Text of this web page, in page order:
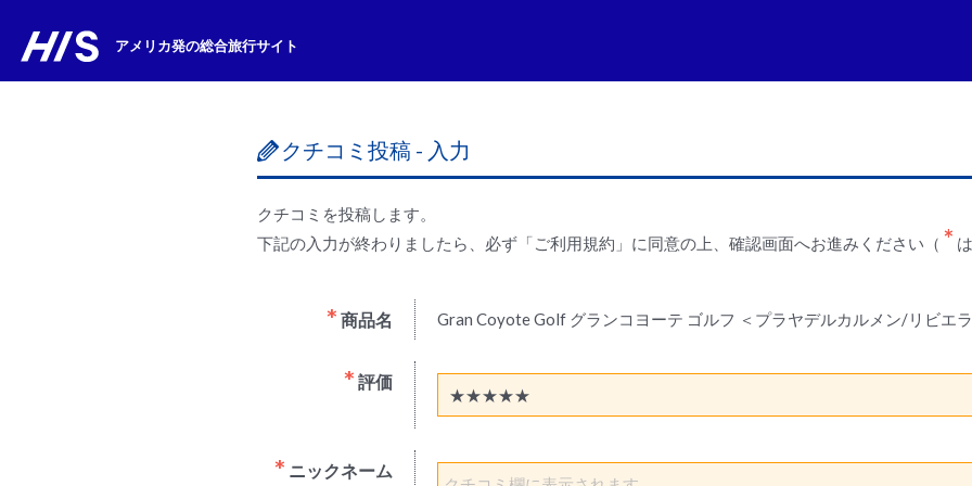
アメリカ発の総合旅行サイト
クチコミ投稿 - 入力
クチコミを投稿します。
下記の入力が終わりましたら、必ず「ご利用規約」に同意の上、確認画面へお進みください（
商品名 Gran Coyote Golf グランコヨーテ ゴルフ ＜プラヤデルカルメン/リビエ
評価
ニックネーム